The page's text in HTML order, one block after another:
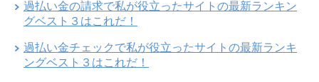
過払い金の請求で私が役立ったサイトの最新ランキン
グベスト３はこれだ！
過払い金チェックで私が役立ったサイトの最新ランキ
ングベスト３はこれだ！